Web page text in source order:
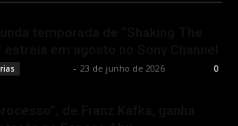
- 23 de junho de 2026 0